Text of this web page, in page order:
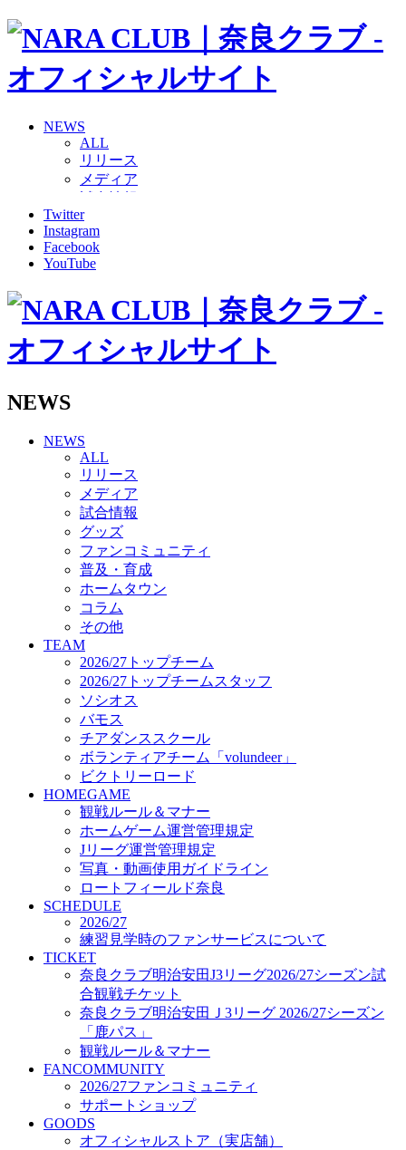
NEWS
ALL
リリース
メディア
グッズ
ファンコミュニティ
普及・育成
ホームタウン
その他
2026/27トップチーム
2026/27トップチームスタッフ
ボランティアチーム「volundeer」
ビクトリーロード
HOMEGAME
観戦ルール＆マナー
ホームゲーム運営管理規定
Jリーグ運営管理規定
写真・動画使用ガイドライン
ロートフィールド奈良
SCHEDULE
2026/27
練習見学時のファンサービスについて
TICKET
奈良クラブ明治安田J3リーグ2026/27シーズン試
合観戦チケット
奈良クラブ明治安田Ｊ3リーグ 2026/27シーズン
「鹿パス」
観戦ルール＆マナー
FANCOMMUNITY
2026/27ファンコミュニティ
サポートショップ
GOODS
オフィシャルストア（実店舗）
オンラインストア
ACADEMY
アカデミーについて
プロジェクト
コーチ&スタッフ
ジュニア
ジュニアユース
ユース
練習拠点（ナラディーア）
SCHOOL
2026/27 パートナー企業
パートナー募集
クラブ理念
クラブ情報
サステナビリティ
Web制作支援
Twitter
Instagram
Facebook
YouTube
NEWS
NEWS
ALL
リリース
メディア
試合情報
グッズ
ファンコミュニティ
普及・育成
ホームタウン
コラム
その他
TEAM
2026/27トップチーム
2026/27トップチームスタッフ
ソシオス
バモス
チアダンススクール
ボランティアチーム「volundeer」
ビクトリーロード
HOMEGAME
観戦ルール＆マナー
ホームゲーム運営管理規定
Jリーグ運営管理規定
写真・動画使用ガイドライン
ロートフィールド奈良
SCHEDULE
2026/27
練習見学時のファンサービスについて
TICKET
奈良クラブ明治安田J3リーグ2026/27シーズン試
合観戦チケット
奈良クラブ明治安田Ｊ3リーグ 2026/27シーズン
「鹿パス」
観戦ルール＆マナー
FANCOMMUNITY
2026/27ファンコミュニティ
サポートショップ
GOODS
オフィシャルストア（実店舗）